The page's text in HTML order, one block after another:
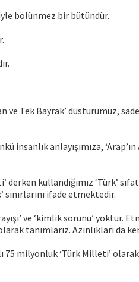
bölünmez bir bütündür.
ve Tek Bayrak’ düsturumuz,
insanlık anlayışımıza,
derken kullandığımız ‘Türk’
sınırlarını ifade etmektedir.
ve ‘kimlik sorunu’ yoktur.
tanımlarız. Azınlıkları da
75 milyonluk ‘Türk Milleti’